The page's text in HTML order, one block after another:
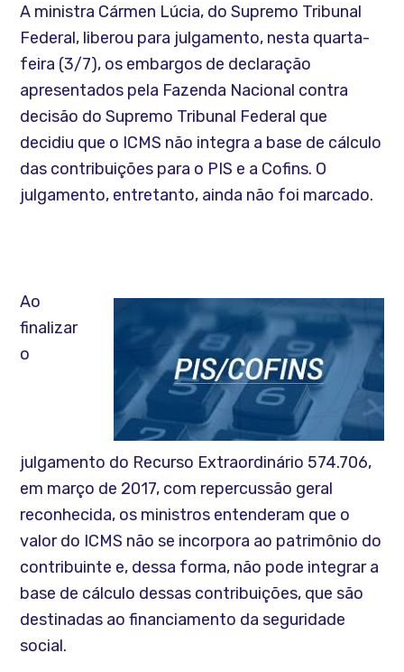
A ministra Cármen Lúcia, do Supremo Tribunal
Federal, liberou para julgamento, nesta quarta-
feira (3/7), os embargos de declaração
apresentados pela Fazenda Nacional contra
decisão do Supremo Tribunal Federal que
decidiu que o ICMS não integra a base de cálculo
das contribuições para o PIS e a Cofins. O
julgamento, entretanto, ainda não foi marcado.
Ao
finalizar
o
julgamento do Recurso Extraordinário 574.706,
em março de 2017, com repercussão geral
reconhecida, os ministros entenderam que o
valor do ICMS não se incorpora ao patrimônio do
contribuinte e, dessa forma, não pode integrar a
base de cálculo dessas contribuições, que são
destinadas ao financiamento da seguridade
social.